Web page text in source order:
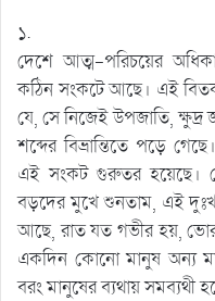
১.
দেশে আত্ম-পরিচয়ের
কঠিন সংকটে আছে। এই
যে, সে নিজেই উপজাতি, ক্ষুদ্র
শব্দের বিভ্রান্তিতে পড়ে
এই সংকট গুরুতর হয়েছে।
বড়দের মুখে শুনতাম, এই
আছে, রাত যত গভীর হয়,
একদিন কোনো মানুষ অন্য
বরং মানুষের ব্যথায় সমব্যথী